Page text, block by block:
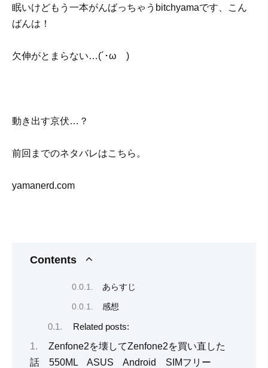
眠いけどもう一本がんばっちゃうbitchyamaです、こん
ばんは！
欠伸がとまらない…(´･ωゞ)
動き出す京伏…？
前回までのネタバレはこちら。
yamanerd.com
Contents
あらすじ
感想
Related posts:
Zenfone2を壊してZenfone2を買い直した
話 550ML ASUS Android SIMフリー